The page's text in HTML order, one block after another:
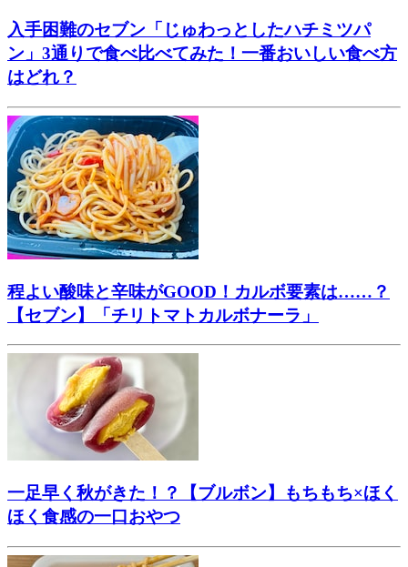
入手困難のセブン「じゅわっとしたハチミツパ
ン」3通りで食べ比べてみた！一番おいしい食べ方
はどれ？
程よい酸味と辛味がGOOD！カルボ要素は……？
【セブン】「チリトマトカルボナーラ」
一足早く秋がきた！？【ブルボン】もちもち×ほく
ほく食感の一口おやつ